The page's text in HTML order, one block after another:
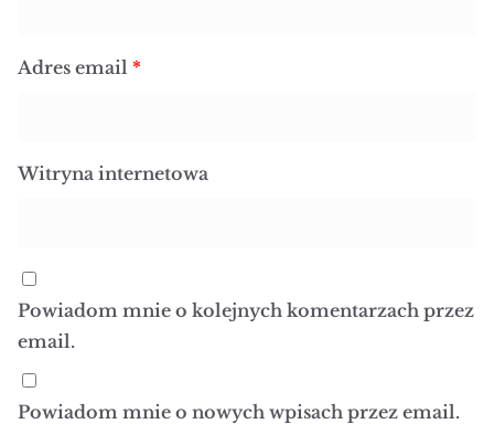
Adres email *
Witryna internetowa
Powiadom mnie o kolejnych komentarzach przez
email.
Powiadom mnie o nowych wpisach przez email.